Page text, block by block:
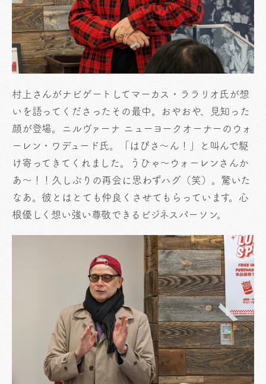
村上さんがナビゲートしてマーカス・ララリオ氏が想
いを語ってくださったその最中。おやおや、見知った
顔が登場。ニルヴァーナ ニューヨークオーナーのウォ
ーレン・ワデュード氏。「はぴさ〜ん！」と叫んで駆
け寄ってきてくれました。うひゃ〜ウォーレンさんか
あ〜！！久しぶりの再会に思わずハグ（笑）。驚いた
なあ。彼とはとても仲良くさせてもらっています。心
根優しく想い強い尊敬できるビジネスパーソン。